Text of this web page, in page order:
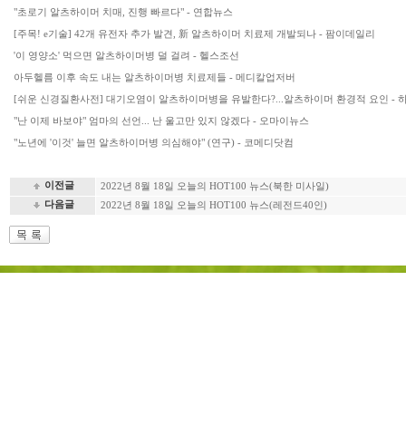
"초로기 알츠하이머 치매, 진행 빠르다" - 연합뉴스
[주목! e기술] 42개 유전자 추가 발견, 新 알츠하이머 치료제 개발되나 - 팜이데일리
'이 영양소' 먹으면 알츠하이머병 덜 걸려 - 헬스조선
아두헬름 이후 속도 내는 알츠하이머병 치료제들 - 메디칼업저버
[쉬운 신경질환사전] 대기오염이 알츠하이머병을 유발한다?...알츠하이머 환경적 요인 -
"난 이제 바보야" 엄마의 선언... 난 울고만 있지 않겠다 - 오마이뉴스
"노년에 '이것' 늘면 알츠하이머병 의심해야" (연구) - 코메디닷컴
이전글
2022년 8월 18일 오늘의 HOT100 뉴스(북한 미사일)
다음글
2022년 8월 18일 오늘의 HOT100 뉴스(레전드40인)